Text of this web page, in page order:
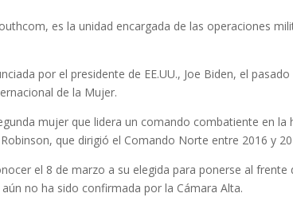
es la unidad encargada de las operaciones
por el presidente de EE.UU., Joe Biden, el
de la Mujer.
mujer que lidera un comando combatiente en la
que dirigió el Comando Norte entre 2016 y
el 8 de marzo a su elegida para ponerse al frente
no ha sido confirmada por la Cámara Alta.